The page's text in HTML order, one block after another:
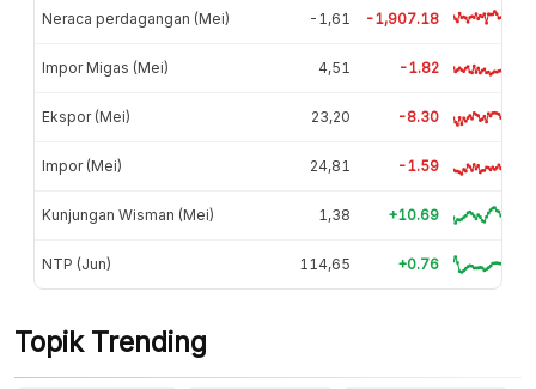
Neraca perdagangan (Mei) -1,61 -1,907.18
Impor Migas (Mei) 4,51 -1.82
Ekspor (Mei) 23,20 -8.30
Impor (Mei) 24,81 -1.59
Kunjungan Wisman (Mei) 1,38 +10.69
NTP (Jun) 114,65 +0.76
Topik Trending